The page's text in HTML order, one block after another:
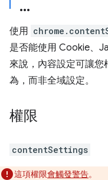
使用
是否能使用 Cookie、
來說，內容設定可讓
為，而非全域設定。
權限
contentSettings
這項權限會觸發警告。